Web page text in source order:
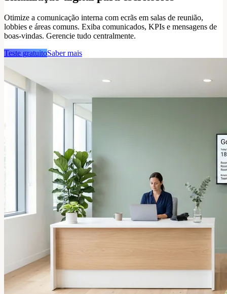
Otimize a comunicação interna com ecrãs em salas de reunião,
lobbies e áreas comuns. Exiba comunicados, KPIs e mensagens de
boas-vindas. Gerencie tudo centralmente.
Teste gratuitoSaber mais